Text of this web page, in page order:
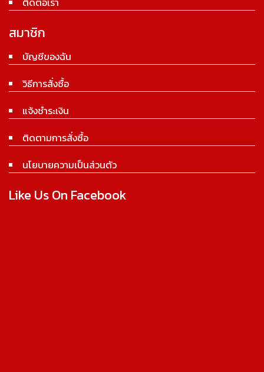
สมาชิก
บัญชีของฉัน
วิธีการสั่งซื้อ
แจ้งชำระเงิน
ติดตามการสั่งซื้อ
นโยบายความเป็นส่วนตัว
Like Us On Facebook